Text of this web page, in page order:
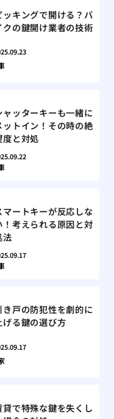
ッキングで開ける？バ
クの鍵開け業者の技術
ャッターキーも一緒に
ットイン！その時の絶
度と対処
マートキーが反応しな
！考えられる原因と対
法
き戸の防犯性を劇的に
げる鍵の選び方
貸で特殊な鍵を失くし